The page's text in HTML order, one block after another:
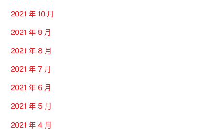
2021 年 10 月
2021 年 9 月
2021 年 8 月
2021 年 7 月
2021 年 6 月
2021 年 5 月
2021 年 4 月